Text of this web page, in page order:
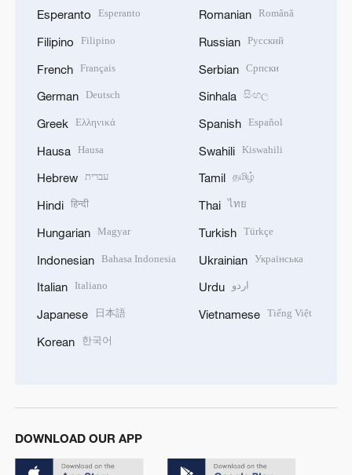
Esperanto Esperanto
Filipino Filipino
French Français
German Deutsch
Greek Ελληνικά
Hausa Hausa
Hebrew עברית
Hindi हिन्दी
Hungarian Magyar
Indonesian Bahasa Indonesia
Italian Italiano
Japanese 日本語
Korean 한국어
Romanian Română
Russian Русский
Serbian Српски
Sinhala සිංහල
Spanish Español
Swahili Kiswahili
Tamil தமிழ்
Thai ไทย
Turkish Türkçe
Ukrainian Українська
Urdu اردو
Vietnamese Tiếng Việt
DOWNLOAD OUR APP